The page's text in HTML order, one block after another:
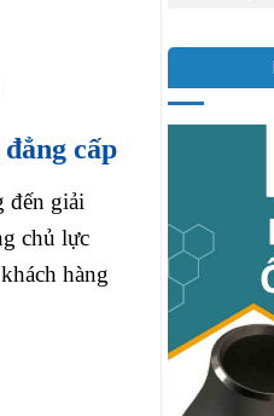
cấp
đến giải
chủ lực
hàng